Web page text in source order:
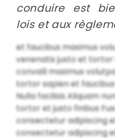
conduire est
lois et aux
et faucibus maximus
venenatis justo et
convalli maximus
tortor sapien et
Nulla facilisis Aliquam
tortor et justo finibus
consectetur adipiscing
consectetur adipiscing